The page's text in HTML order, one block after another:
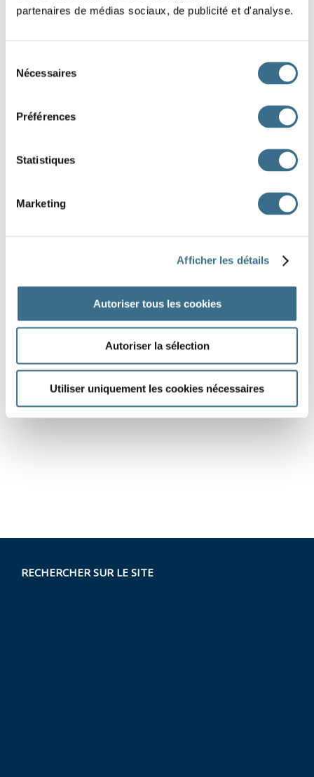
partenaires de médias sociaux, de publicité et d'analyse.
Nécessaires
Préférences
Statistiques
Marketing
Afficher les détails
Autoriser tous les cookies
Autoriser la sélection
Utiliser uniquement les cookies nécessaires
PASSÉ DU SUBJONCTIF
RECHERCHER SUR LE SITE